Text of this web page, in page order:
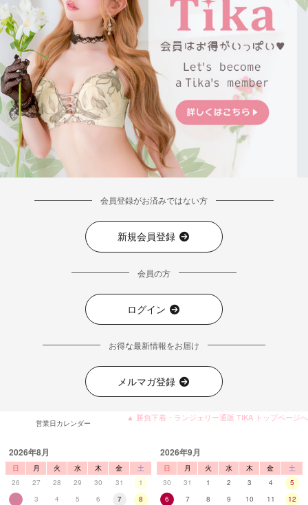
会員登録がお済みではない方
新規会員登録
会員の方
ログイン
お得な最新情報をお届け
メルマガ登録
▲ 勝負下着・ランジェリー通販 TIKA トップページへ
営業日カレンダー
2026年8月
日 月 火 水 木 金
土
26
27 28 29 30 31
1
2
3 4 5 6 7
8
2026年9月
日 月 火 水 木 金
土
30
31 1 2 3 4
5
6
7 8 9 10 11
12